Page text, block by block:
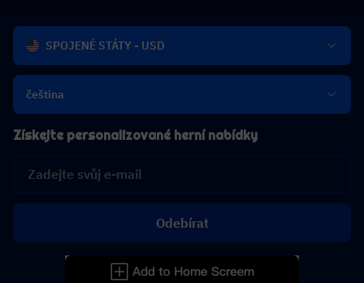
SPOJENÉ STÁTY - USD
čeština
Získejte personalizované herní nabídky
Odebírat